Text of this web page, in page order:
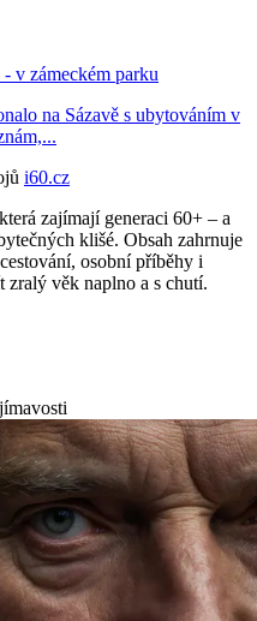
v zámeckém parku
na Sázavě s ubytováním v
i60.cz
zajímají generaci 60+ – a
klišé. Obsah zahrnuje
osobní příběhy i
zralý věk naplno a s chutí.